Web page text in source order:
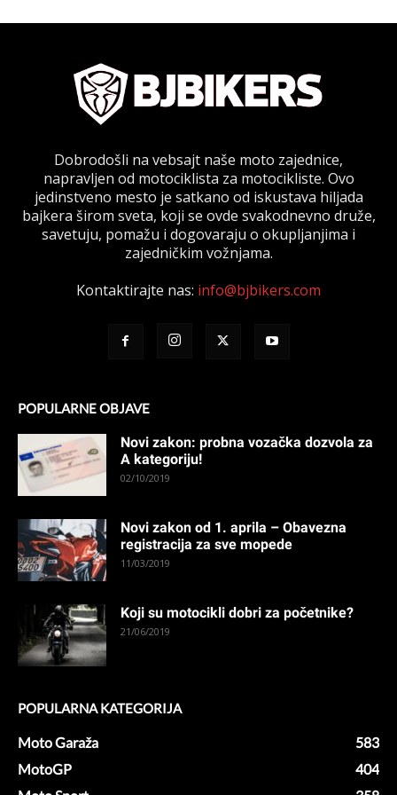
Dobrodošli na vebsajt naše moto zajednice,
napravljen od motociklista za motocikliste. Ovo
jedinstveno mesto je satkano od iskustava hiljada
bajkera širom sveta, koji se ovde svakodnevno druže,
savetuju, pomažu i dogovaraju o okupljanjima i
zajedničkim vožnjama.
Kontaktirajte nas: info@bjbikers.com
POPULARNE OBJAVE
Novi zakon: probna vozačka dozvola za
A kategoriju!
02/10/2019
Novi zakon od 1. aprila – Obavezna
registracija za sve mopede
11/03/2019
Koji su motocikli dobri za početnike?
21/06/2019
POPULARNA KATEGORIJA
Moto Garaža
583
MotoGP
404